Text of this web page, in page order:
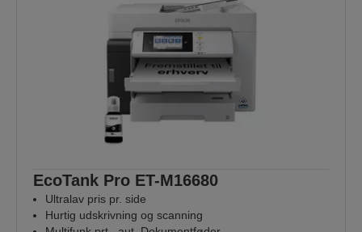
EcoTank Pro ET-M16680
Ultralav pris pr. side
Hurtig udskrivning og scanning